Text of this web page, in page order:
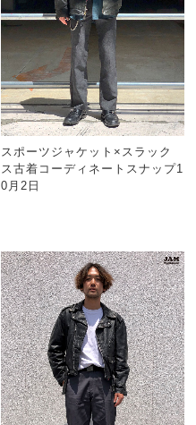
スポーツジャケット×スラック
ス古着コーディネートスナップ1
0月2日